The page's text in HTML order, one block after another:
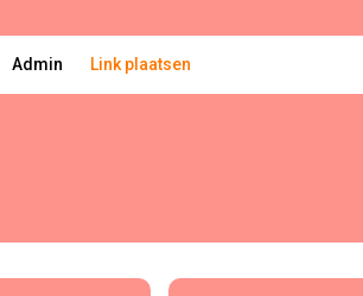
Admin Link plaatsen